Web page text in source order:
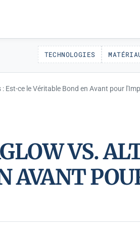
TECHNOLOGIES
Est-ce le Véritable Bond en Avant pour
VS.
AVANT